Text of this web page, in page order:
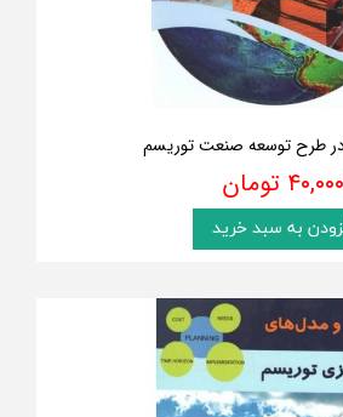
در طرح توسعه صنعت توریسم
۴۰,۰۰۰ تومان
به سبد خرید